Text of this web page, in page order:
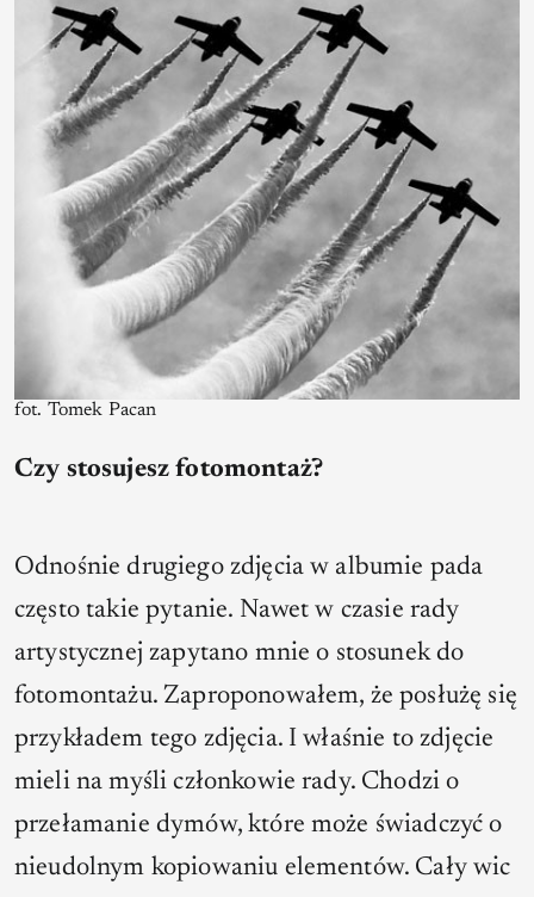
fot. Tomek Pacan
Czy stosujesz fotomontaż?
Odnośnie drugiego zdjęcia w albumie pada
często takie pytanie. Nawet w czasie rady
artystycznej zapytano mnie o stosunek do
fotomontażu. Zaproponowałem, że posłużę się
przykładem tego zdjęcia. I właśnie to zdjęcie
mieli na myśli członkowie rady. Chodzi o
przełamanie dymów, które może świadczyć o
nieudolnym kopiowaniu elementów. Cały wic